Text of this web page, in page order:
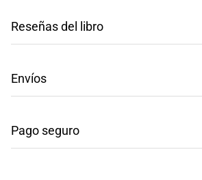
Reseñas del libro
Escribir una reseña
Envíos
Envío: Tarda de 3 a 5 días hábiles.
Pago seguro